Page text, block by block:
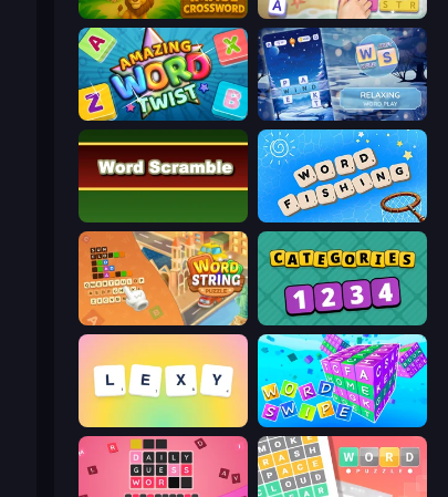
Image Crossword Word Play
Amazing Word Twist Word Shift
Word Fishing
Word String Puzzle Categories
Word Swipe